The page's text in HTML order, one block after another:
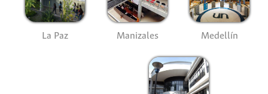
La Paz Manizales Medellín